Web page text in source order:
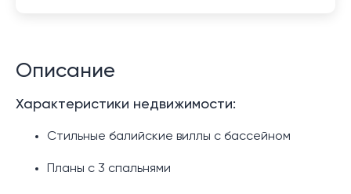
Описание
Характеристики недвижимости:
Стильные балийские виллы с бассейном
Планы с 3 спальнями